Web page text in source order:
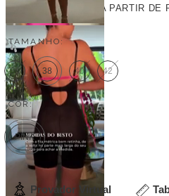
FRETE GRÁTIS A PARTIR DE
TAMANHO:
36 38 40 42
COR:
PINK
Provador Virtual